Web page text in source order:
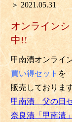
＞ 2021.05.31
オンライン
中!!
甲南漬オンライ
買い得セット を
販売しておりま
甲南漬 父の日
奈良漬「甲南漬